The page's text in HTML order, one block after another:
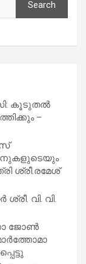
Search
കൂടുതൽ
–
ശ്രീ.രമേശ്
വി. വി.
ജോൺ